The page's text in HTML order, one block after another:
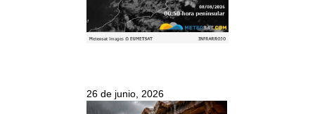
26 de junio, 2026